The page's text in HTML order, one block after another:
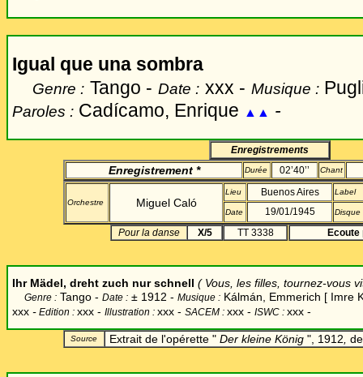
Igual que una sombra
Genre : Tango - Date : xxx - Musique :
Paroles : Cadícamo, Enrique ▲▲ -
Enregistrements
Enregistrement * Durée 02’40’’ Chant
Orchestre Miguel Caló
Lieu Buenos Aires Label
Date 19/01/1945 Disque
Pour la danse X/5 TT 3338
Ihr Mädel, dreht zuch nur schnell ( Vous, les filles, tournez-vous
Genre : Tango - Date : ± 1912 - Musique : Kálmán, Emmerich [ Imre
xxx - Edition : xxx - Illustration : xxx - SACEM : xxx - ISWC : xxx -
Source Extrait de l'opérette " Der kleine König ", 1912